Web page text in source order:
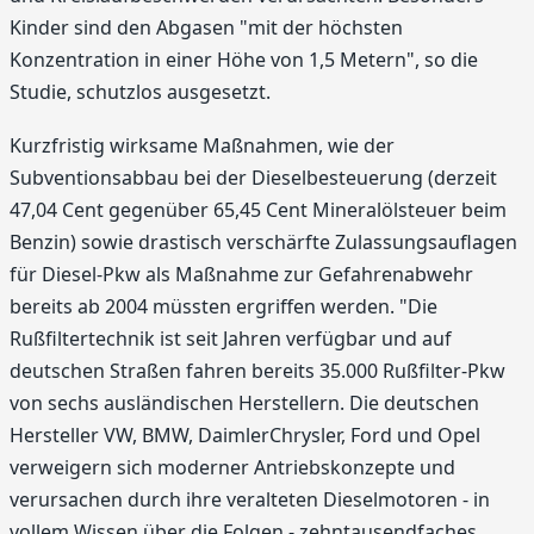
Kinder sind den Abgasen "mit der höchsten
Konzentration in einer Höhe von 1,5 Metern", so die
Studie, schutzlos ausgesetzt.
Kurzfristig wirksame Maßnahmen, wie der
Subventionsabbau bei der Dieselbesteuerung (derzeit
47,04 Cent gegenüber 65,45 Cent Mineralölsteuer beim
Benzin) sowie drastisch verschärfte Zulassungsauflagen
für Diesel-Pkw als Maßnahme zur Gefahrenabwehr
bereits ab 2004 müssten ergriffen werden. "Die
Rußfiltertechnik ist seit Jahren verfügbar und auf
deutschen Straßen fahren bereits 35.000 Rußfilter-Pkw
von sechs ausländischen Herstellern. Die deutschen
Hersteller VW, BMW, DaimlerChrysler, Ford und Opel
verweigern sich moderner Antriebskonzepte und
verursachen durch ihre veralteten Dieselmotoren - in